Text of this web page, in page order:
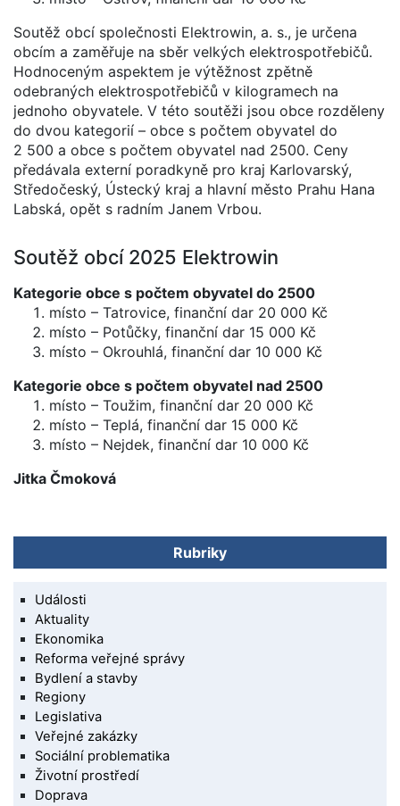
Soutěž obcí společnosti Elektrowin, a. s., je určena
obcím a zaměřuje na sběr velkých elektrospotřebičů.
Hodnoceným aspektem je výtěžnost zpětně
odebraných elektrospotřebičů v kilogramech na
jednoho obyvatele. V této soutěži jsou obce rozděleny
do dvou kategorií – obce s počtem obyvatel do
2 500 a obce s počtem obyvatel nad 2500. Ceny
předávala externí poradkyně pro kraj Karlovarský,
Středočeský, Ústecký kraj a hlavní město Prahu Hana
Labská, opět s radním Janem Vrbou.
Soutěž obcí 2025 Elektrowin
Kategorie obce s počtem obyvatel do 2500
místo – Tatrovice, finanční dar 20 000 Kč
místo – Potůčky, finanční dar 15 000 Kč
místo – Okrouhlá, finanční dar 10 000 Kč
Kategorie obce s počtem obyvatel nad 2500
místo – Toužim, finanční dar 20 000 Kč
místo – Teplá, finanční dar 15 000 Kč
místo – Nejdek, finanční dar 10 000 Kč
Jitka Čmoková
Rubriky
Události
Aktuality
Ekonomika
Reforma veřejné správy
Bydlení a stavby
Regiony
Legislativa
Veřejné zakázky
Sociální problematika
Životní prostředí
Doprava